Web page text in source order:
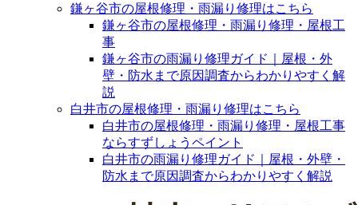
鎌ヶ谷市の屋根修理・雨漏り修理はこちら
鎌ヶ谷市の屋根修理・雨漏り修理・屋根工
事
鎌ヶ谷市の雨漏り修理ガイド｜屋根・外
壁・防水まで原因調査からわかりやすく解
説
白井市の屋根修理・雨漏り修理はこちら
白井市の屋根修理・雨漏り修理・屋根工事
ならすずしょうペイント
白井市の雨漏り修理ガイド｜屋根・外壁・
防水まで原因調査からわかりやすく解説